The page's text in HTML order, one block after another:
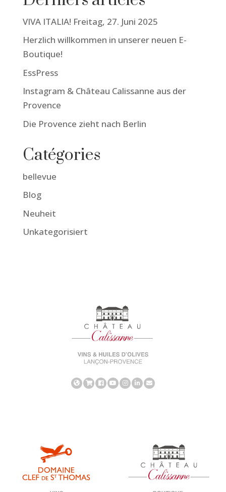
VIVA ITALIA! Freitag, 27. Juni 2025
Herzlich willkommen in unserer neuen E-
Boutique!
EssPress
Instagram & Château Calissanne aus der
Provence
Die Provence zieht nach Berlin
Catégories
bellevue
Blog
Neuheit
Unkategorisiert